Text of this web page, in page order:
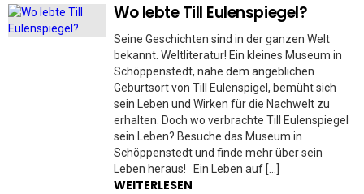
MORE
STORIES
Wo lebte Till Eulenspiegel?
Seine Geschichten sind in der ganzen Welt
bekannt. Weltliteratur! Ein kleines Museum in
Schöppenstedt, nahe dem angeblichen
Geburtsort von Till Eulenspigel, bemüht sich
sein Leben und Wirken für die Nachwelt zu
erhalten. Doch wo verbrachte Till Eulenspiegel
sein Leben? Besuche das Museum in
Schöppenstedt und finde mehr über sein
Leben heraus! Ein Leben auf […]
WEITERLESEN